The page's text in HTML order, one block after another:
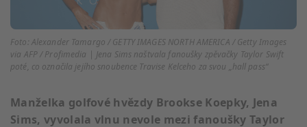
Foto: Alexander Tamargo / GETTY IMAGES NORTH AMERICA / Getty Images
via AFP / Profimedia | Jena Sims naštvala fanoušky zpěvačky Taylor Swift
poté, co označila jejího snoubence Travise Kelceho za svou „hall pass“
Manželka golfové hvězdy Brookse Koepky, Jena
Sims, vyvolala vlnu nevole mezi fanoušky Taylor